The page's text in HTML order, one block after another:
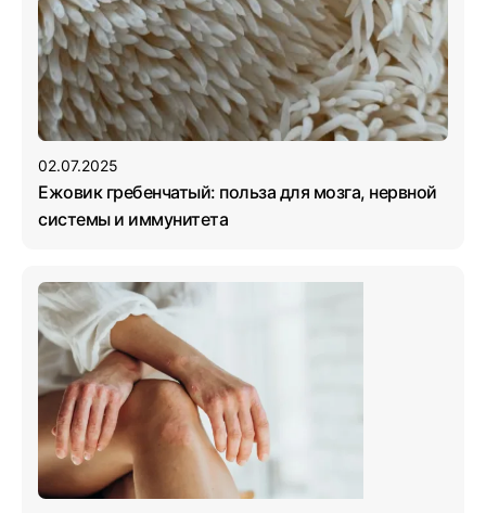
02.07.2025
Ежовик гребенчатый: польза для мозга, нервной
системы и иммунитета